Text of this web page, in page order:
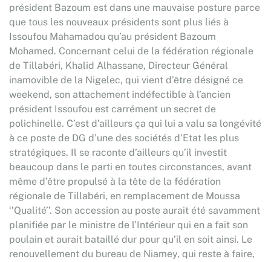
président Bazoum est dans une mauvaise posture parce
que tous les nouveaux présidents sont plus liés à
Issoufou Mahamadou qu’au président Bazoum
Mohamed. Concernant celui de la fédération régionale
de Tillabéri, Khalid Alhassane, Directeur Général
inamovible de la Nigelec, qui vient d’être désigné ce
weekend, son attachement indéfectible à l’ancien
président Issoufou est carrément un secret de
polichinelle. C’est d’ailleurs ça qui lui a valu sa longévité
à ce poste de DG d’une des sociétés d’Etat les plus
stratégiques. Il se raconte d’ailleurs qu’il investit
beaucoup dans le parti en toutes circonstances, avant
même d’être propulsé à la tête de la fédération
régionale de Tillabéri, en remplacement de Moussa
‘’Qualité’’. Son accession au poste aurait été savamment
planifiée par le ministre de l’Intérieur qui en a fait son
poulain et aurait bataillé dur pour qu’il en soit ainsi. Le
renouvellement du bureau de Niamey, qui reste à faire,